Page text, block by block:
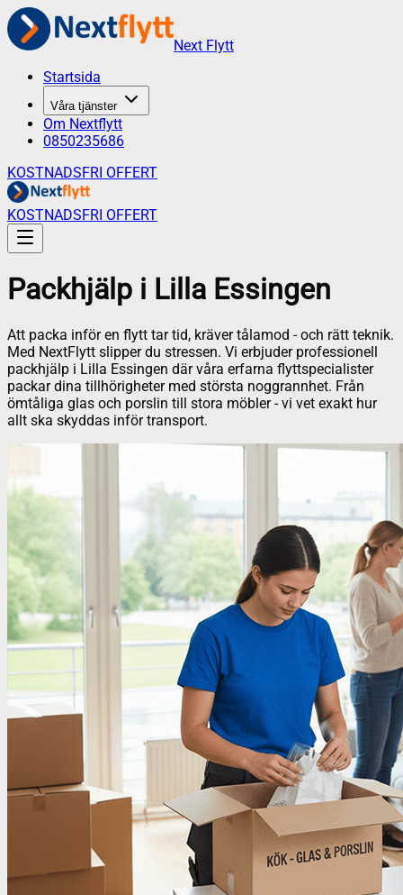
Next Flytt
Startsida
Våra tjänster
Om Nextflytt
0850235686
KOSTNADSFRI OFFERT
KOSTNADSFRI OFFERT
Packhjälp i Lilla Essingen
Att packa inför en flytt tar tid, kräver tålamod - och rätt teknik.
Med NextFlytt slipper du stressen. Vi erbjuder professionell
packhjälp i Lilla Essingen där våra erfarna flyttspecialister
packar dina tillhörigheter med största noggrannhet. Från
ömtåliga glas och porslin till stora möbler - vi vet exakt hur
allt ska skyddas inför transport.